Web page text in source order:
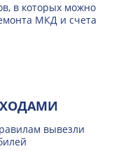
в которых можно
МКД и счета
вывезли